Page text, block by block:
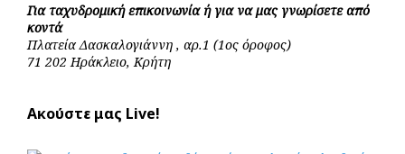
Για ταχυδρομική επικοινωνία ή για να μας γνωρίσετε από
κοντά
Πλατεία Δασκαλογιάννη , αρ.1 (1ος όροφος)
71 202 Ηράκλειο, Κρήτη
Ακούστε μας Live!